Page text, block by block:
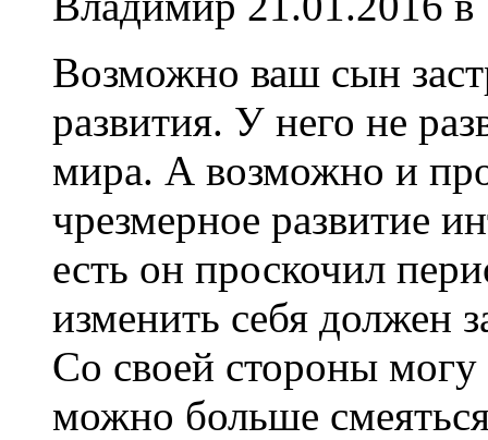
Возможно ваш сын
развития. У него не
мира. А возможно и
чрезмерное развитие
есть он проскочил
изменить себя должен
Со своей стороны могу
можно больше